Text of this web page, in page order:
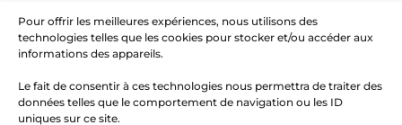
Pour offrir les meilleures expériences, nous utilisons des
technologies telles que les cookies pour stocker et/ou accéder aux
informations des appareils.
Le fait de consentir à ces technologies nous permettra de traiter des
données telles que le comportement de navigation ou les ID
uniques sur ce site.
CASTELVIEL
CAUMONT